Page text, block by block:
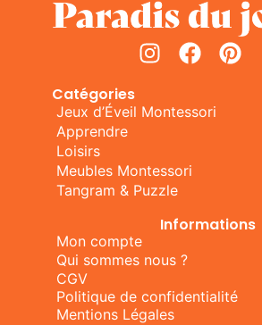
Catégories
Jeux d’Éveil Montessori
Apprendre
Loisirs
Meubles Montessori
Tangram & Puzzle
Informations
Mon compte
Qui sommes nous ?
CGV
Politique de confidentialité
Mentions Légales